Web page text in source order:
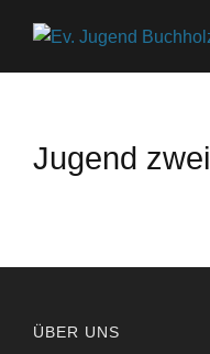
Jugend zwei
ÜBER UNS